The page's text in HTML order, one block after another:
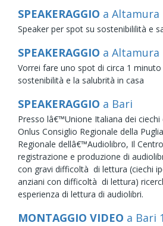
SPEAKERAGGIO a Altamura
Speaker per spot su sostenibililità e
SPEAKERAGGIO a Altamura
Vorrei fare uno spot di circa 1
sostenibilità e la salubrità in casa
SPEAKERAGGIO a Bari
Presso lâ€™Unione Italiana dei
Onlus Consiglio Regionale della
Regionale dellâ€™Audiolibro, Il
registrazione e produzione di
con gravi difficoltà di lettura (ciechi
anziani con difficoltà di lettura)
esperienza di lettura di audiolibri.
MONTAGGIO VIDEO a Bari